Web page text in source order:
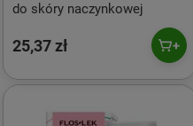
do skóry naczynkowej
25,37 zł